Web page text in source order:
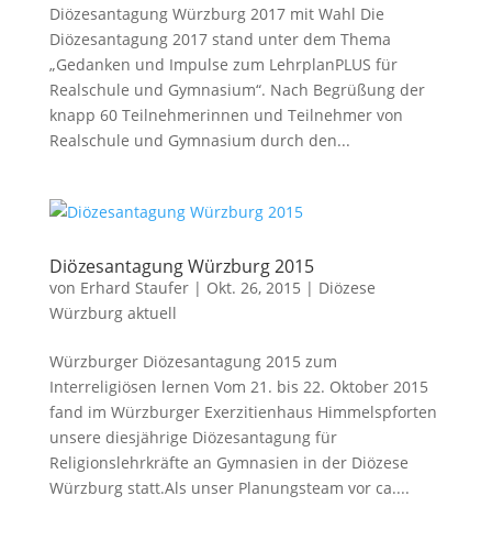
Diözesantagung Würzburg 2017 mit Wahl Die
Diözesantagung 2017 stand unter dem Thema
„Gedanken und Impulse zum LehrplanPLUS für
Realschule und Gymnasium“. Nach Begrüßung der
knapp 60 Teilnehmerinnen und Teilnehmer von
Realschule und Gymnasium durch den...
Diözesantagung Würzburg 2015
von Erhard Staufer| Okt. 26, 2015 | Diözese
Würzburg aktuell
Würzburger Diözesantagung 2015 zum
Interreligiösen lernen Vom 21. bis 22. Oktober 2015
fand im Würzburger Exerzitienhaus Himmelspforten
unsere diesjährige Diözesantagung für
Religionslehrkräfte an Gymnasien in der Diözese
Würzburg statt.Als unser Planungsteam vor ca....